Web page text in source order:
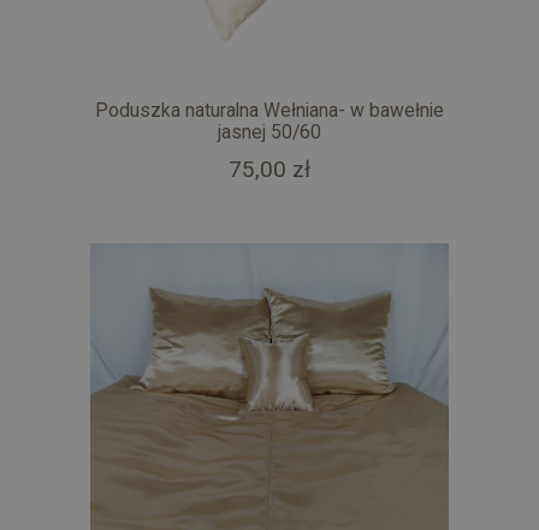
Poduszka naturalna Wełniana- w bawełnie
jasnej 50/60
75,00 zł